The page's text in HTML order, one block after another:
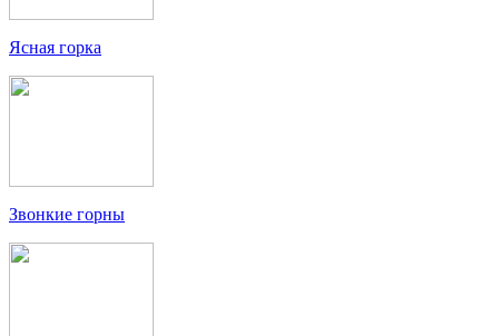
Ясная горка
Звонкие горны